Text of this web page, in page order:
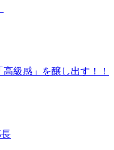
級感」を醸し出す！！